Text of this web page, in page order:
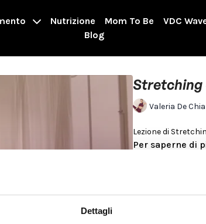
Dettagli
Nutrizione Mom To Be VDC
Blog
Stretching
Valeria De
Lezione di
Per saperne di